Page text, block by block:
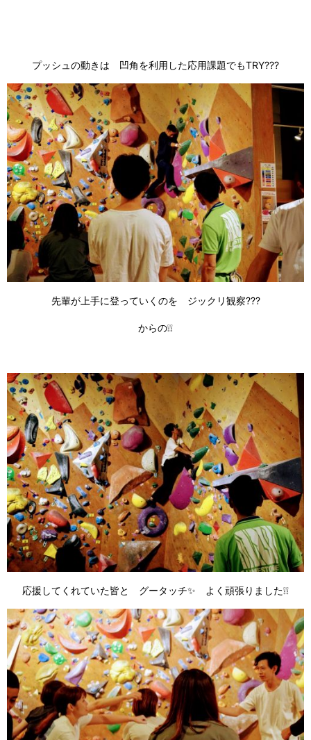
プッシュの動きは 凹角を利用した応用課題でもTRY???
先輩が上手に登っていくのを ジックリ観察???
からの❕❕
応援してくれていた皆と グータッチ✨ よく頑張りました❕❕